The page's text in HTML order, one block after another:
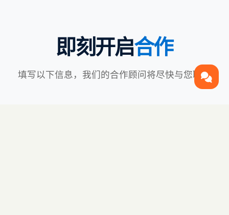
即刻开启合作
填写以下信息，我们的合作顾问将尽快与您联系